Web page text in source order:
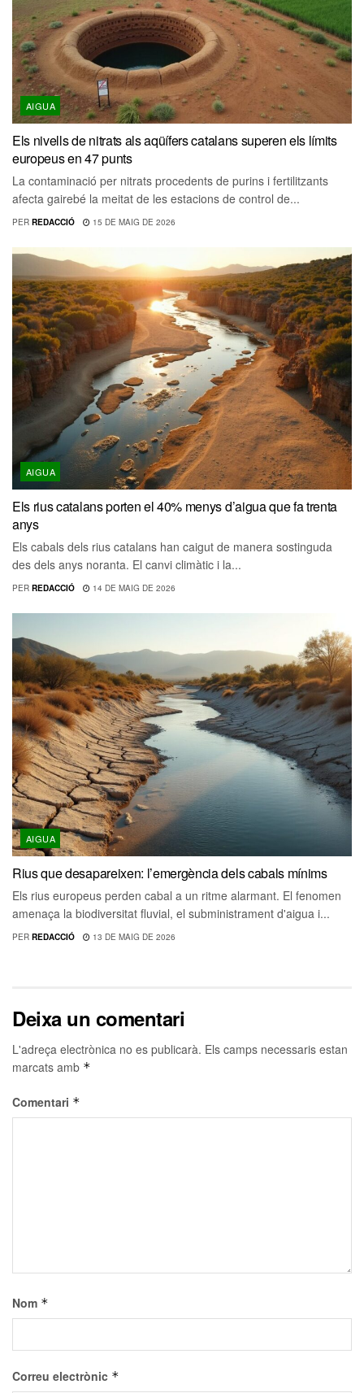
AIGUA
Els nivells de nitrats als aqüífers catalans superen els límits
europeus en 47 punts
La contaminació per nitrats procedents de purins i fertilitzants
afecta gairebé la meitat de les estacions de control de...
PER REDACCIÓ 15 DE MAIG DE 2026
AIGUA
Els rius catalans porten el 40% menys d’aigua que fa trenta
anys
Els cabals dels rius catalans han caigut de manera sostinguda
des dels anys noranta. El canvi climàtic i la...
PER REDACCIÓ 14 DE MAIG DE 2026
AIGUA
Rius que desapareixen: l’emergència dels cabals mínims
Els rius europeus perden cabal a un ritme alarmant. El fenomen
amenaça la biodiversitat fluvial, el subministrament d'aigua i...
PER REDACCIÓ 13 DE MAIG DE 2026
Deixa un comentari
L'adreça electrònica no es publicarà. Els camps necessaris estan
marcats amb *
Comentari *
Nom *
Correu electrònic *